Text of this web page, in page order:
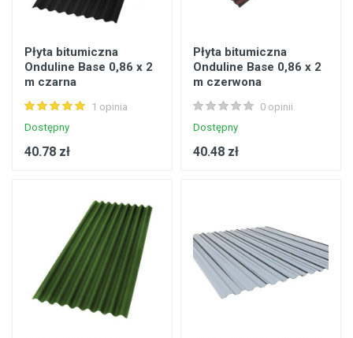
Płyta bitumiczna
Onduline Base 0,86 x 2
m czarna
1 opinia
Dostępny
40.78 zł
Płyta bitumiczna
Onduline Base 0,86 x 2
m czerwona
0 opinii
Dostępny
40.48 zł